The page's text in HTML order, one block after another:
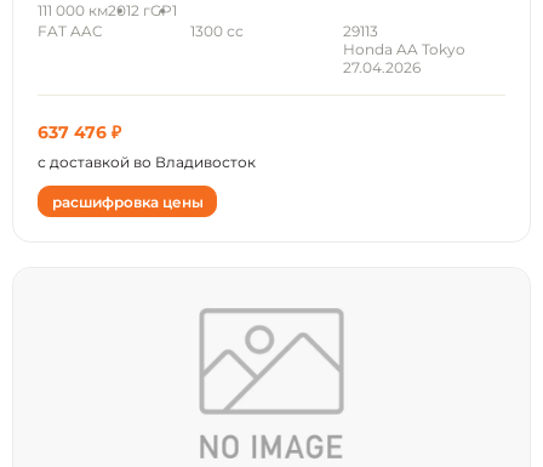
111 000 км2012 гGP1
FAT AAC
1300 сс
29113
Honda AA Tokyo
27.04.2026
637 476 ₽
с доставкой во Владивосток
расшифровка цены